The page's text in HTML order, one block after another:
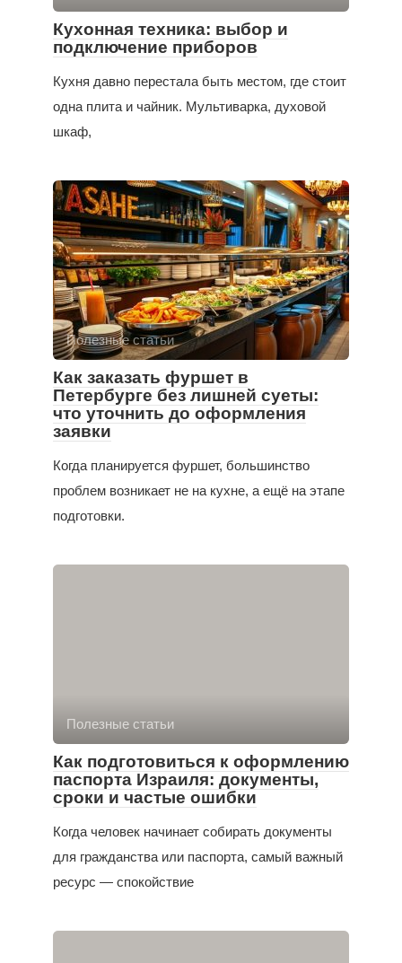
Кухонная техника: выбор и
подключение приборов
Кухня давно перестала быть местом, где стоит
одна плита и чайник. Мультиварка, духовой
шкаф,
Полезные статьи
Как заказать фуршет в
Петербурге без лишней суеты:
что уточнить до оформления
заявки
Когда планируется фуршет, большинство
проблем возникает не на кухне, а ещё на этапе
подготовки.
Полезные статьи
Как подготовиться к оформлению
паспорта Израиля: документы,
сроки и частые ошибки
Когда человек начинает собирать документы
для гражданства или паспорта, самый важный
ресурс — спокойствие